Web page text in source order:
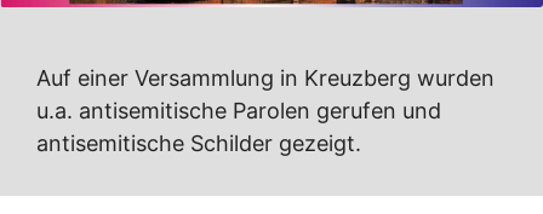
Auf einer Versammlung in Kreuzberg wurden
u.a. antisemitische Parolen gerufen und
antisemitische Schilder gezeigt.